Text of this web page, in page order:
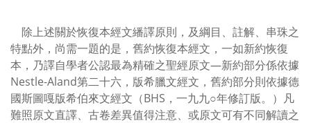
除上述關於恢復本經文繙譯原則，及綱目、註解、串珠之
特點外，尚需一題的是，舊約恢復本經文，一如新約恢復
本，乃譯自學者公認最為精確之聖經原文—新約部分係依據
Nestle-Aland第二十六，版希臘文經文，舊約部分則依據德
國斯圖嘎版希伯來文經文（BHS，一九九○年修訂版。）凡
難照原文直譯、古卷差異值得注意、或原文可有不同解讀之